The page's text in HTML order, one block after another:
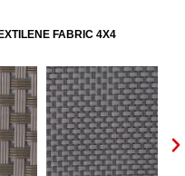
FABRIC 4X4